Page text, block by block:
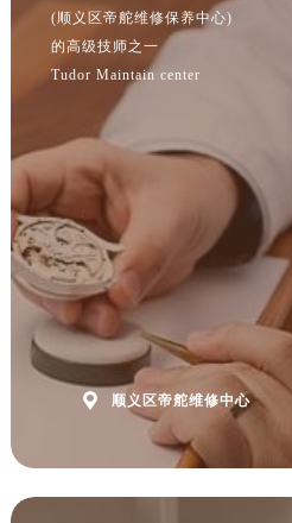
(顺义区帝舵维修保养中心)
的高级技师之一
Tudor Maintain center
 顺义区帝舵维修中心